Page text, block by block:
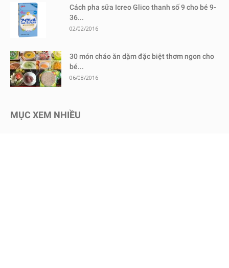
Cách pha sữa Icreo Glico thanh số 9 cho bé 9-
36...
02/02/2016
30 món cháo ăn dặm đặc biệt thơm ngon cho
bé...
06/08/2016
MỤC XEM NHIỀU